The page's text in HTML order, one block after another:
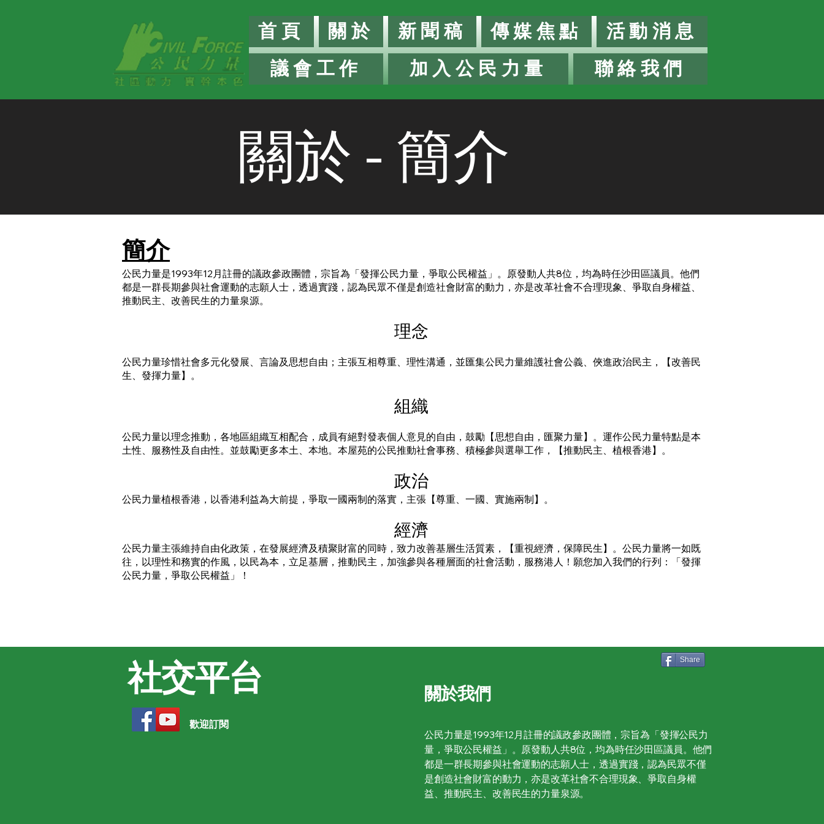
首頁 關於 新聞稿 傳媒焦點
活動消息
議會工作
加入公民力量 聯絡我們
關於 - 簡介
簡介
公民力量是1993年12月註冊的議政參政團體，宗旨為「發揮公民力量，爭取公民權益」。原發動人共8位，均為時任沙田區議員。他們
都是一群長期參與社會運動的志願人士，透過實踐，認為民眾不僅是創造社會財富的動力，亦是改革社會不合理現象、爭取自身權益、
推動民主、改善民生的力量泉源。
理念
公民力量珍惜社會多元化發展、言論及思想自由；主張互相尊重、理性溝通，並匯集公民力量維護社會公義、俠進政治民主，【改善民
生、發揮力量】。
組織
公民力量以理念推動，各地區組織互相配合，成員有絕對發表個人意見的自由，鼓勵【思想自由，匯聚力量】。運作公民力量特點是本
土性、服務性及自由性。並鼓勵更多本土、本地。本屋苑的公民推動社會事務、積極參與選舉工作，【推動民主、植根香港】。
政治
公民力量植根香港，以香港利益為大前提，爭取一國兩制的落實，主張【尊重、一國、實施兩制】。
經濟
公民力量主張維持自由化政策，在發展經濟及積聚財富的同時，致力改善基層生活質素，【重視經濟，保障民生】。公民力量將一如既
往，以理性和務實的作風，以民為本，立足基層，推動民主，加強參與各種層面的社會活動，服務港人！願您加入我們的行列：「發揮
公民力量，爭取公民權益」！
社交平台 關於我們
公民力量是1993年12月註冊的議政參政團體，宗旨為「發揮公民力
量，爭取公民權益」。原發動人共8位，均為時任沙田區議員。他們
都是一群長期參與社會運動的志願人士，透過實踐，認為民眾不僅
是創造社會財富的動力，亦是改革社會不合理現象、爭取自身權
益、推動民主、改善民生的力量泉源。
歡迎訂閱
Share